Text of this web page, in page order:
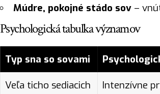
Múdre, pokojné stádo sov–
Psychologická tabuľka významov
Typ sna so sovami
Veľa ticho sediacich
Intenzívne